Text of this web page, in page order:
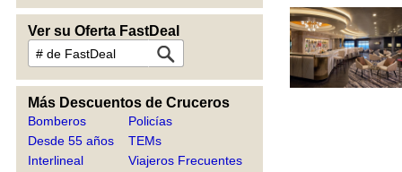
Ver su Oferta FastDeal
Más Descuentos de Cruceros
Bomberos
Desde 55 años
Interlineal
Policías
TEMs
Viajeros Frecuentes